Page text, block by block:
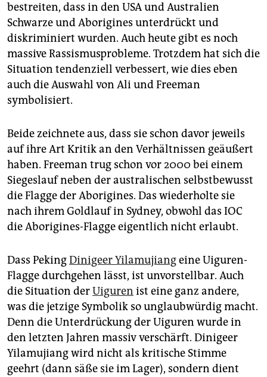
bestreiten, dass in den USA und Australien
Schwarze und Aborigines unterdrückt und
diskriminiert wurden. Auch heute gibt es noch
massive Rassismusprobleme. Trotzdem hat sich die
Situation tendenziell verbessert, wie dies eben
auch die Auswahl von Ali und Freeman
symbolisiert.
Beide zeichnete aus, dass sie schon davor jeweils
auf ihre Art Kritik an den Verhältnissen geäußert
haben. Freeman trug schon vor 2000 bei einem
Siegeslauf neben der australischen selbstbewusst
die Flagge der Aborigines. Das wiederholte sie
nach ihrem Goldlauf in Sydney, obwohl das IOC
die Aborigines-Flagge eigentlich nicht erlaubt.
Dass PekingDinigeer Yilamujiangeine Uiguren-
Flagge durchgehen lässt, ist unvorstellbar. Auch
die Situation derUiguren ist eine ganz andere,
was die jetzige Symbolik so unglaubwürdig macht.
Denn die Unterdrückung der Uiguren wurde in
den letzten Jahren massiv verschärft. Dinigeer
Yilamujiang wird nicht als kritische Stimme
geehrt (dann säße sie im Lager), sondern dient